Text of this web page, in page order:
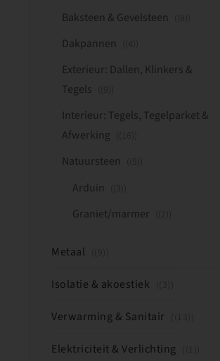
Baksteen & Gevelsteen
Dakpannen
Exterieur: Dallen, Klinkers &
Tegels
Interieur: Tegels, Tegelparket &
Afwerking
Natuursteen
Arduin
Graniet/marmer
Metaal
Isolatie & akoestiek
Verwarming & Sanitair
Elektriciteit & Verlichting